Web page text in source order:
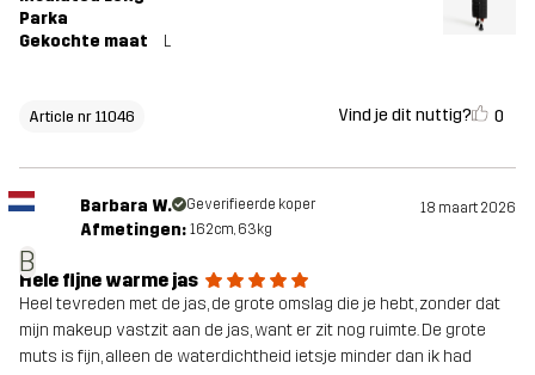
Parka
Gekochte maat
L
Article nr 11046 Vind je dit nuttig? 0
B
Barbara W. Geverifieerde koper 18 maart 2026
Afmetingen: 162cm, 63kg
Hele fijne warme jas
Heel tevreden met de jas, de grote omslag die je hebt, zonder dat
mijn makeup vastzit aan de jas, want er zit nog ruimte. De grote
muts is fijn, alleen de waterdichtheid ietsje minder dan ik had